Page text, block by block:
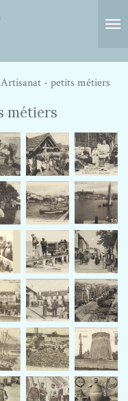
Artisanat - petits métiers
métiers